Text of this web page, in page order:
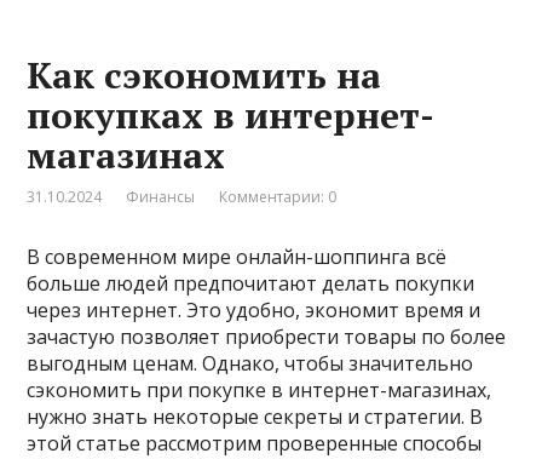
Как сэкономить на
покупках в интернет-
магазинах
31.10.2024 Финансы Комментарии: 0
В современном мире онлайн-шоппинга всё
больше людей предпочитают делать покупки
через интернет. Это удобно, экономит время и
зачастую позволяет приобрести товары по более
выгодным ценам. Однако, чтобы значительно
сэкономить при покупке в интернет-магазинах,
нужно знать некоторые секреты и стратегии. В
этой статье рассмотрим проверенные способы